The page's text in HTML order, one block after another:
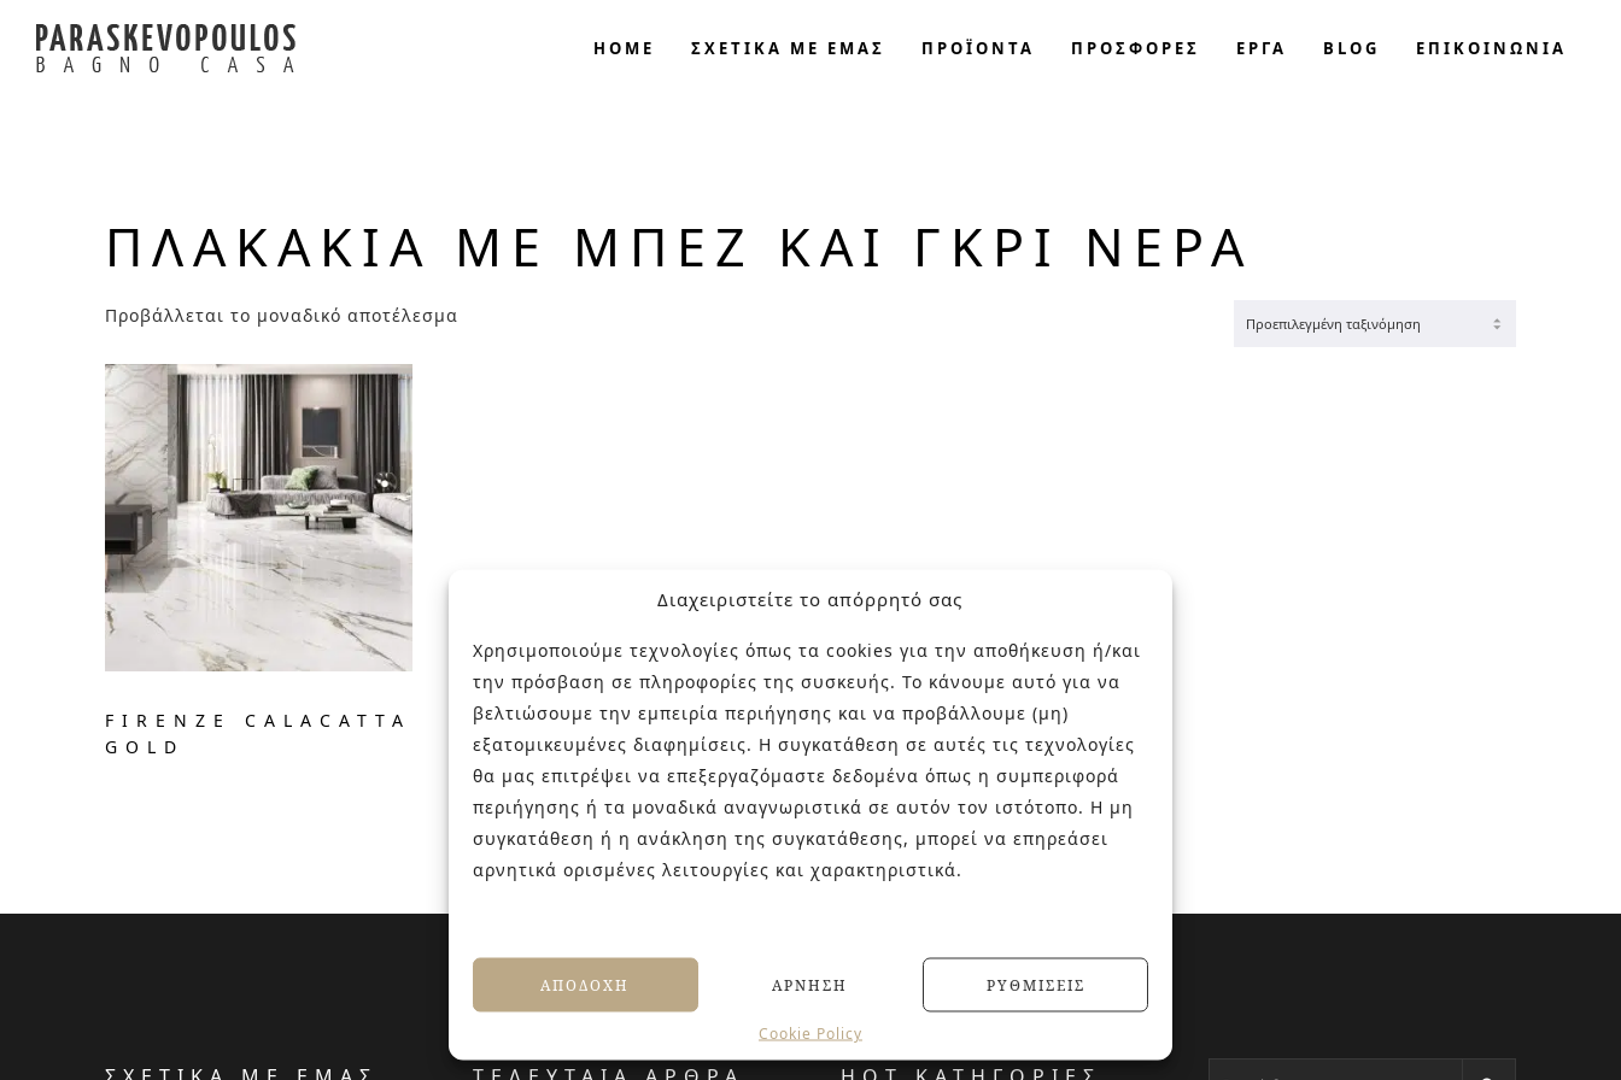
Διαχειριστείτε το απόρρητό σας
Χρησιμοποιούμε τεχνολογίες όπως τα cookies για την αποθήκευση ή/και
την πρόσβαση σε πληροφορίες της συσκευής. Το κάνουμε αυτό για να
βελτιώσουμε την εμπειρία περιήγησης και να προβάλλουμε (μη)
εξατομικευμένες διαφημίσεις. Η συγκατάθεση σε αυτές τις τεχνολογίες
θα μας επιτρέψει να επεξεργαζόμαστε δεδομένα όπως η συμπεριφορά
περιήγησης ή τα μοναδικά αναγνωριστικά σε αυτόν τον ιστότοπο. Η μη
συγκατάθεση ή η ανάκληση της συγκατάθεσης, μπορεί να επηρεάσει
αρνητικά ορισμένες λειτουργίες και χαρακτηριστικά.
ΑΠΟΔΟΧΉ ΆΡΝΗΣΗ ΡΥΘΜΊΣΕΙΣ
Cookie Policy
HOME ΣΧΕΤΙΚΑ ΜΕ ΕΜΑΣ ΠΡΟΪΟΝΤΑ ΠΡΟΣΦΟΡΈΣ ΕΡΓΑ BLOG ΕΠΙΚΟΙΝΩΝΊΑ
ΠΛΑΚΆΚΙΑ ΜΕ ΜΠΕΖ ΚΑΙ ΓΚΡΙ ΝΕΡΆ
Προβάλλεται το μοναδικό αποτέλεσμα
FIRENZE CALACATTA
GOLD